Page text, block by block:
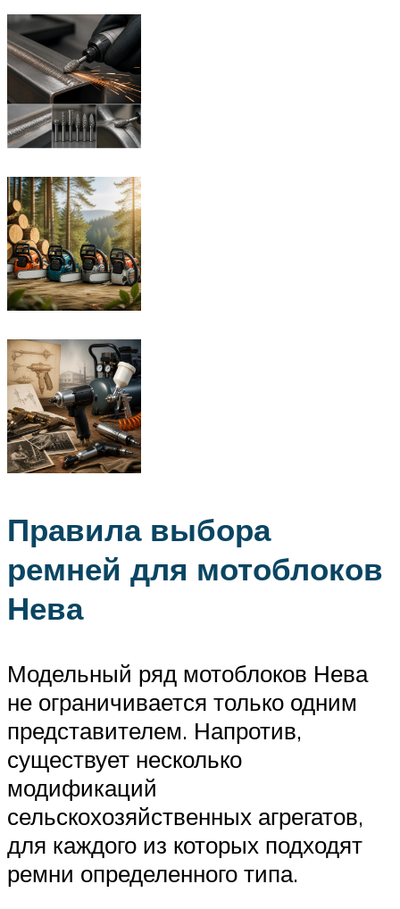
Правила выбора
ремней для мотоблоков
Нева
Модельный ряд мотоблоков Нева
не ограничивается только одним
представителем. Напротив,
существует несколько
модификаций
сельскохозяйственных агрегатов,
для каждого из которых подходят
ремни определенного типа.